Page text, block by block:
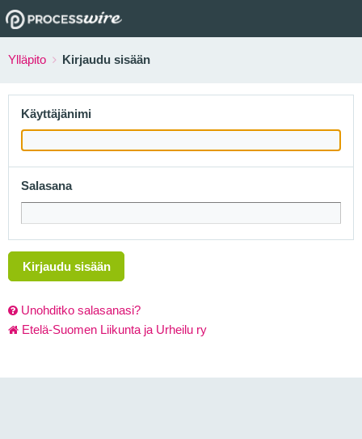
Ylläpito Kirjaudu sisään
Käyttäjänimi
Salasana
Kirjaudu sisään
Unohditko salasanasi?
Etelä-Suomen Liikunta ja Urheilu ry